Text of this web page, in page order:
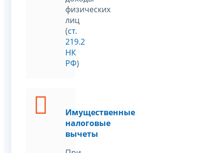
физических
лиц
(ст.
219.2
НК
РФ)
Имущественные
налоговые
вычеты